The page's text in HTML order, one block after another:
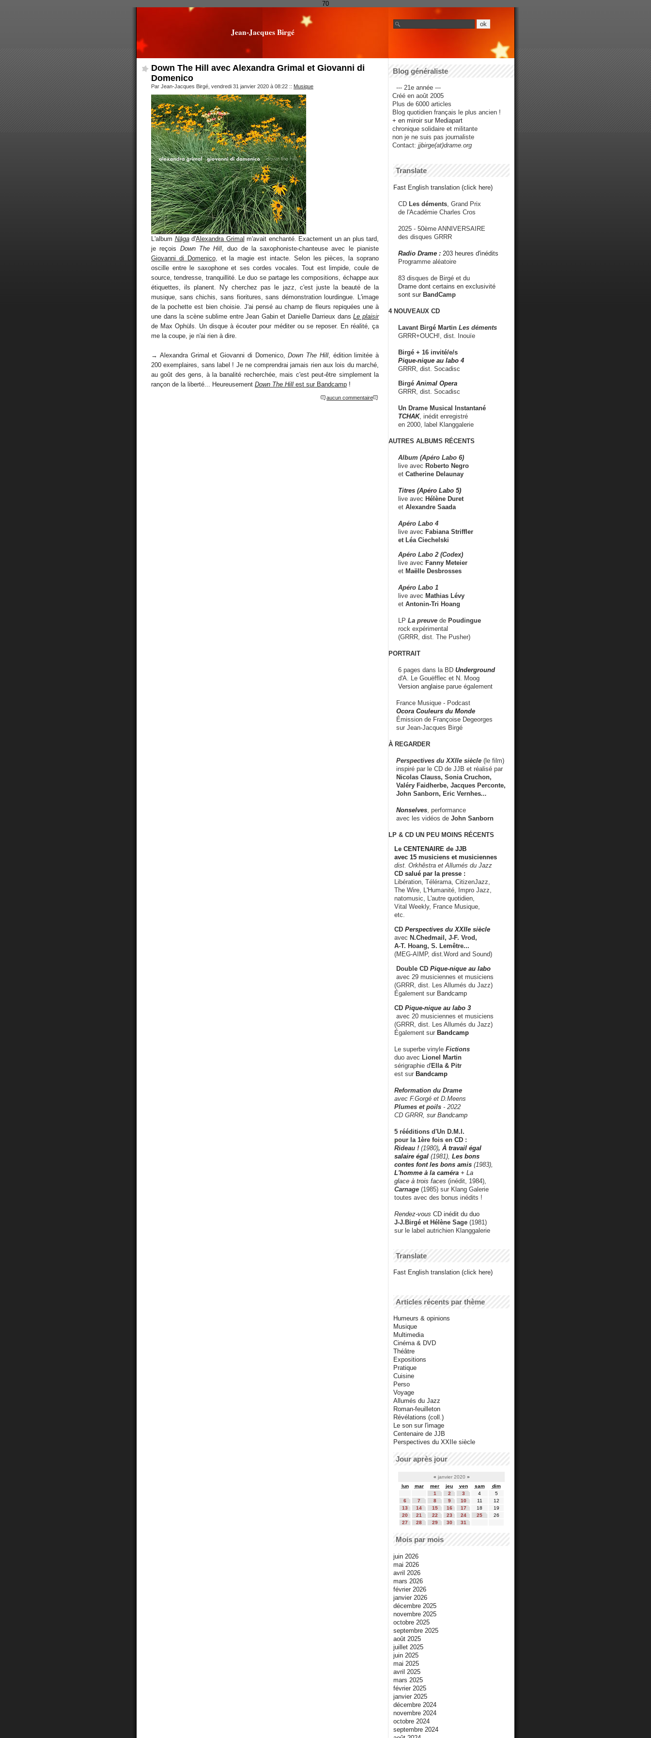
70
Jean-Jacques Birgé
Down The Hill avec Alexandra Grimal et Giovanni di
Domenico
Par Jean-Jacques Birgé, vendredi 31 janvier 2020 à 08:22 :: Musique
L'album Nāgad'Alexandra Grimal m'avait enchanté. Exactement un an plus tard,
je reçois Down The Hill , duo de la saxophoniste-chanteuse avec le pianiste
Giovanni di Domenico, et la magie est intacte. Selon les pièces, la soprano
oscille entre le saxophone et ses cordes vocales. Tout est limpide, coule de
source, tendresse, tranquillité. Le duo se partage les compositions, échappe aux
étiquettes, ils planent. N'y cherchez pas le jazz, c'est juste la beauté de la
musique, sans chichis, sans fioritures, sans démonstration lourdingue. L'image
de la pochette est bien choisie. J'ai pensé au champ de fleurs repiquées une à
une dans la scène sublime entre Jean Gabin et Danielle Darrieux dansLe plaisir
de Max Ophüls. Un disque à écouter pour méditer ou se reposer. En réalité, ça
me la coupe, je n'ai rien à dire.
→ Alexandra Grimal et Giovanni di Domenico,Down The Hill, édition limitée à
200 exemplaires, sans label ! Je ne comprendrai jamais rien aux lois du marché,
au goût des gens, à la banalité recherchée, mais c'est peut-être simplement la
rançon de la liberté... Heureusement Down The Hill est sur Bandcamp !
aucun commentaire
Blog généraliste
--- 21e année ---
Créé en août 2005
Plus de 6000 articles
Blog quotidien français le plus ancien !
+ en miroir sur Mediapart
chronique solidaire et militante
non je ne suis pas journaliste
Contact: jjbirge(at)drame.org
Translate
Fast English translation (click here)
CD Les déments , Grand Prix
de l'Académie Charles Cros
2025 - 50ème ANNIVERSAIRE
des disques GRRR
Radio Drame : 203 heures d'inédits
Programme aléatoire
83 disques de Birgé et du
Drame dont certains en exclusivité
sont sur BandCamp
4 NOUVEAUX CD
Lavant Birgé Martin Les déments
GRRR+OUCH!, dist. Inouïe
Birgé + 16 invité/e/s
Pique-nique au labo 4
GRRR, dist. Socadisc
Birgé Animal Opera
GRRR, dist. Socadisc
Un Drame Musical Instantané
TCHAK, inédit enregistré
en 2000, label Klanggalerie
AUTRES ALBUMS RÉCENTS
Album (Apéro Labo 6)
live avec Roberto Negro
et Catherine Delaunay
Titres (Apéro Labo 5)
live avec Hélène Duret
et Alexandre Saada
Apéro Labo 4
live avec Fabiana Striffler
et Léa Ciechelski
Apéro Labo 2 (Codex)
live avec Fanny Meteier
et Maëlle Desbrosses
Apéro Labo 1
live avec Mathias Lévy
et Antonin-Tri Hoang
LP La preuve de Poudingue
rock expérimental
(GRRR, dist. The Pusher)
PORTRAIT
6 pages dans la BD Underground
d'A. Le Gouëfflec et N. Moog
Version anglaise parue également
France Musique - Podcast
Ocora Couleurs du Monde
Émission de Françoise Degeorges
sur Jean-Jacques Birgé
À REGARDER
Perspectives du XXIIe siècle (le film)
inspiré par le CD de JJB et réalisé par
Nicolas Clauss, Sonia Cruchon,
Valéry Faidherbe, Jacques Perconte,
John Sanborn, Eric Vernhes...
Nonselves , performance
avec les vidéos de John Sanborn
LP & CD UN PEU MOINS RÉCENTS
Le CENTENAIRE de JJB
avec 15 musiciens et musiciennes
dist. Orkhêstra et Allumés du Jazz
CD salué par la presse :
Libération, Télérama, CitizenJazz,
The Wire, L'Humanité, Impro Jazz,
natomusic, L'autre quotidien,
Vital Weekly, France Musique,
etc.
CD Perspectives du XXIIe siècle
avec N.Chedmail, J-F. Vrod,
A-T. Hoang, S. Lemêtre...
(MEG-AIMP, dist.Word and Sound)
Double CD Pique-nique au labo
avec 29 musiciennes et musiciens
(GRRR, dist. Les Allumés du Jazz)
Également sur Bandcamp
CD Pique-nique au labo 3
avec 20 musiciennes et musiciens
(GRRR, dist. Les Allumés du Jazz)
Également sur Bandcamp
Le superbe vinyle Fictions
duo avec Lionel Martin
sérigraphie d'Ella & Pitr
est sur Bandcamp
Reformation du Drame
avec F.Gorgé et D.Meens
Plumes et poils - 2022
CD GRRR, sur Bandcamp
5 rééditions d'Un D.M.I.
pour la 1ère fois en CD :
Rideau ! (1980), À travail égal
salaire égal (1981), Les bons
contes font les bons amis (1983),
L'homme à la caméra + La
glace à trois faces (inédit, 1984),
Carnage (1985) sur Klang Galerie
toutes avec des bonus inédits !
Rendez-vous CD inédit du duo
J-J.Birgé et Hélène Sage (1981)
sur le label autrichien Klanggalerie
Translate
Fast English translation (click here)
Articles récents par thème
Humeurs & opinions
Musique
Multimedia
Cinéma & DVD
Théâtre
Expositions
Pratique
Cuisine
Perso
Voyage
Allumés du Jazz
Roman-feuilleton
Révélations (coll.)
Le son sur l'image
Centenaire de JJB
Perspectives du XXIIe siècle
Jour après jour
« janvier 2020 »
lun
mar mer jeu ven sam
dim
1
2 3 4
5
6
7 8 9 10 11
12
13
14 15 16 17 18
19
20
21 22 23 24 25
26
27
28 29 30 31
Mois par mois
juin 2026
mai 2026
avril 2026
mars 2026
février 2026
janvier 2026
décembre 2025
novembre 2025
octobre 2025
septembre 2025
août 2025
juillet 2025
juin 2025
mai 2025
avril 2025
mars 2025
février 2025
janvier 2025
décembre 2024
novembre 2024
octobre 2024
septembre 2024